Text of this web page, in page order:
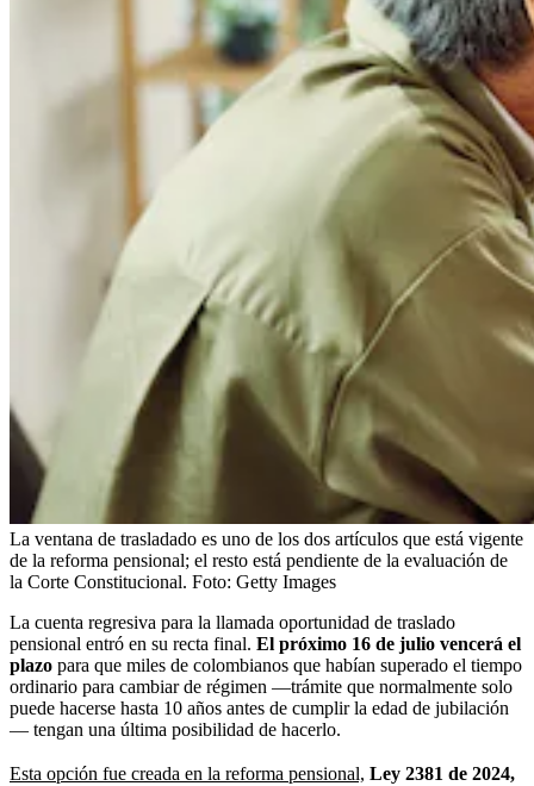
La ventana de trasladado es uno de los dos artículos que está vigente
de la reforma pensional; el resto está pendiente de la evaluación de
la Corte Constitucional. Foto: Getty Images
La cuenta regresiva para la llamada oportunidad de traslado
pensional entró en su recta final. El próximo 16 de julio vencerá el
plazo para que miles de colombianos que habían superado el tiempo
ordinario para cambiar de régimen —trámite que normalmente solo
puede hacerse hasta 10 años antes de cumplir la edad de jubilación
— tengan una última posibilidad de hacerlo.
Esta opción fue creada en la reforma pensional, Ley 2381 de 2024,